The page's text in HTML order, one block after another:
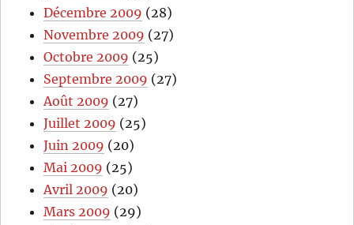
Décembre 2009 (28)
Novembre 2009 (27)
Octobre 2009 (25)
Septembre 2009 (27)
Août 2009 (27)
Juillet 2009 (25)
Juin 2009 (20)
Mai 2009 (25)
Avril 2009 (20)
Mars 2009 (29)